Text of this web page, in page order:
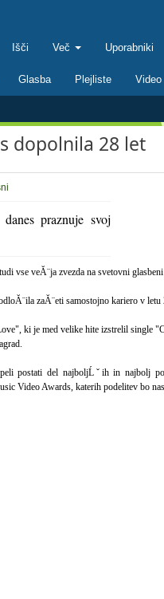
Išči Več Uporabniki
Glasba Plejliste Video
dopolnila 28 let
praznuje svoj
vse veĂ¨ja zvezda na svetovni glasbeni
zaĂ¨eti samostojno kariero v letu
ki je med velike hite izstrelil single
postati del najboljĹˇih in najbolj
Video Awards, katerih podelitev bo